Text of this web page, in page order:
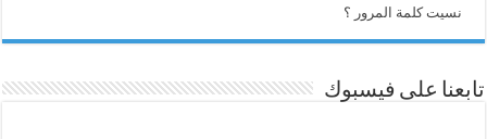
نسيت كلمة المرور ؟
تابعنا على فيسبوك